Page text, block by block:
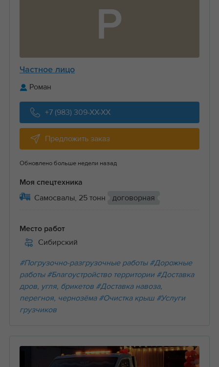
Р
Частное лицо
Роман
+7 (983) 309-XX-XX
Предложить заказ
Обновлено больше недели назад
Моя спецтехника
Самосвалы, 25 тонн договорная
Место работ
Сибирский
#Погрузочно-разгрузочные работы #Дорожные
работы #Благоустройство территории #Доставка
дров, угля, брикетов #Доставка навоза,
перегноя, чернозёма #Очистка крыш #Услуги
грузчиков